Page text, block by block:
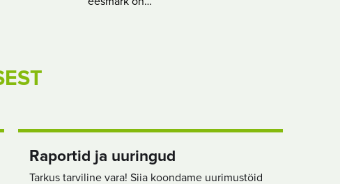
Raportid ja uuringud
Tarkus tarviline vara! Siia koondame uurimustöid